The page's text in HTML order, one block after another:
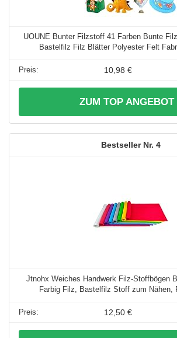
UOUNE Bunter Filzstoff 41 Farben Bunte
Bastelfilz Filz Blätter Polyester Felt
10,98 €
ZUM TOP ANGEBOT
4
Jtnohx Weiches Handwerk Filz-Stoffbögen
Farbig Filz, Bastelfilz Stoff zum Nähen,
12,50 €